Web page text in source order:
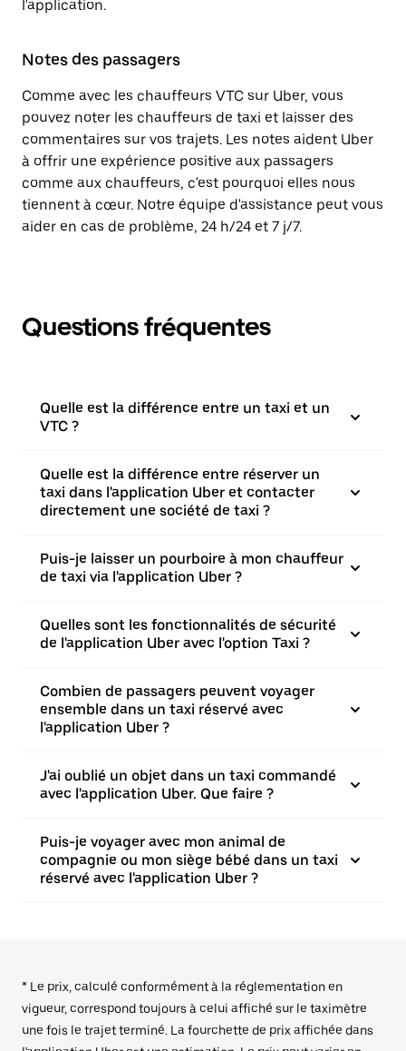
l'application.
Notes des passagers
Comme avec les chauffeurs VTC sur Uber, vous
pouvez noter les chauffeurs de taxi et laisser des
commentaires sur vos trajets. Les notes aident Uber
à offrir une expérience positive aux passagers
comme aux chauffeurs, c'est pourquoi elles nous
tiennent à cœur. Notre équipe d'assistance peut vous
aider en cas de problème, 24 h/24 et 7 j/7.
Questions fréquentes
Quelle est la différence entre un taxi et un
VTC ?
Quelle est la différence entre réserver un
taxi dans l'application Uber et contacter
directement une société de taxi ?
Puis-je laisser un pourboire à mon chauffeur
de taxi via l'application Uber ?
Quelles sont les fonctionnalités de sécurité
de l'application Uber avec l'option Taxi ?
Combien de passagers peuvent voyager
ensemble dans un taxi réservé avec
l'application Uber ?
J'ai oublié un objet dans un taxi commandé
avec l'application Uber. Que faire ?
Puis-je voyager avec mon animal de
compagnie ou mon siège bébé dans un taxi
réservé avec l'application Uber ?
* Le prix, calculé conformément à la réglementation en
vigueur, correspond toujours à celui affiché sur le taximètre
une fois le trajet terminé. La fourchette de prix affichée dans